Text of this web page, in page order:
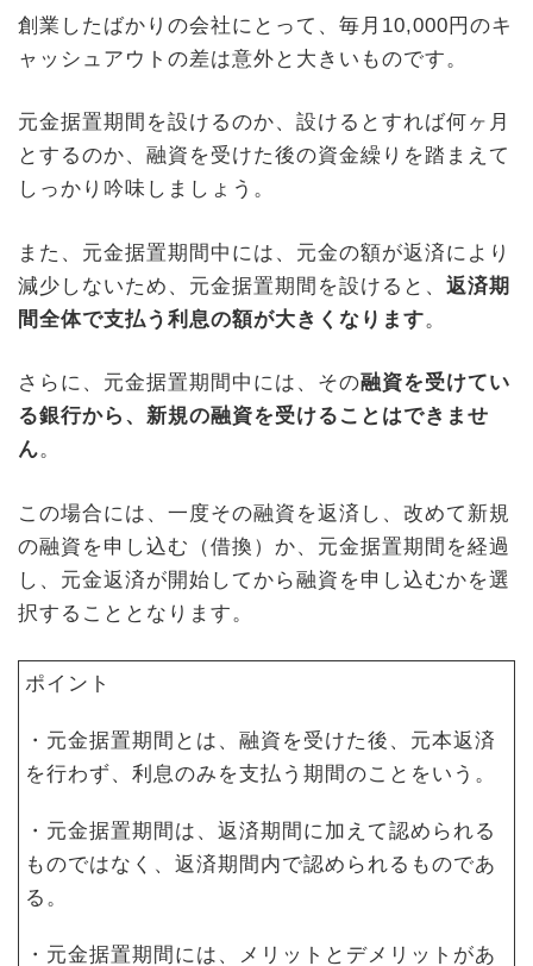
創業したばかりの会社にとって、毎月10,000円のキ
ャッシュアウトの差は意外と大きいものです。
元金据置期間を設けるのか、設けるとすれば何ヶ月
とするのか、融資を受けた後の資金繰りを踏まえて
しっかり吟味しましょう。
また、元金据置期間中には、元金の額が返済により
減少しないため、 元金据置期間を設けると、 返済期
間全体で支払う利息の額が大きくなります。
さらに、元金据置期間中には、その融資を受けてい
る銀行から、新規の融資を受けることはできませ
ん。
この場合には、一度その融資を返済し、改めて新規
の融資を申し込む（借換）か、元金据置期間を経過
し、元金返済が開始してから融資を申し込むかを選
択することとなります。
ポイント
・元金据置期間とは、融資を受けた後、元本返済
を行わず、利息のみを支払う期間のことをいう。
・元金据置期間は、返済期間に加えて認められる
ものではなく、返済期間内で認められるものであ
る。
・元金据置期間には、メリットとデメリットがあ